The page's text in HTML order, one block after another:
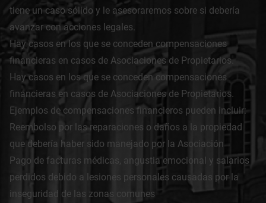
tiene un caso sólido y le asesoraremos sobre si debería
avanzar con acciones legales.
Hay casos en los que se conceden compensaciones
financieras en casos de Asociaciones de Propietarios.
Hay casos en los que se conceden compensaciones
financieras en casos de Asociaciones de Propietarios.
Ejemplos de compensaciones financieros pueden incluir:
Reembolso por las reparaciones o daños a la propiedad
que debería haber sido manejado por la Asociación
Pago de facturas médicas, angustia emocional y salarios
perdidos debido a lesiones personales causadas por la
inseguridad de las zonas comunes